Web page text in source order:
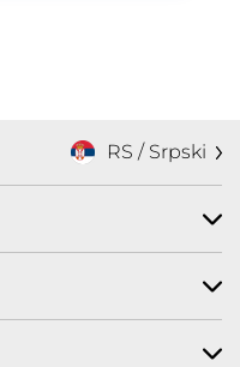
RS / Srpski